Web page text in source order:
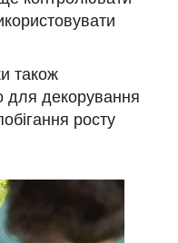
також
для декорування
росту